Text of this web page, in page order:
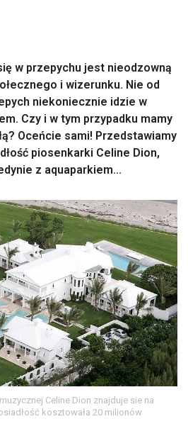
w przepychu jest nieodzowną
i wizerunku. Nie od
niekoniecznie idzie w
Czy i w tym przypadku mamy
Oceńcie sami! Przedstawiamy
piosenkarki Celine Dion,
z aquaparkiem...
Celine Dion znajduje sie na
kosztowała 20 milionów